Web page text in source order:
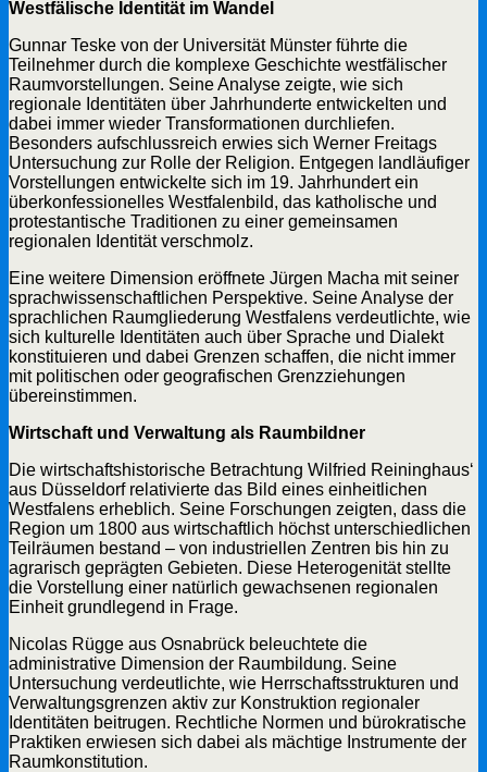
Westfälische Identität im Wandel
Gunnar Teske von der Universität Münster führte die
Teilnehmer durch die komplexe Geschichte westfälischer
Raumvorstellungen. Seine Analyse zeigte, wie sich
regionale Identitäten über Jahrhunderte entwickelten und
dabei immer wieder Transformationen durchliefen.
Besonders aufschlussreich erwies sich Werner Freitags
Untersuchung zur Rolle der Religion. Entgegen landläufiger
Vorstellungen entwickelte sich im 19. Jahrhundert ein
überkonfessionelles Westfalenbild, das katholische und
protestantische Traditionen zu einer gemeinsamen
regionalen Identität verschmolz.
Eine weitere Dimension eröffnete Jürgen Macha mit seiner
sprachwissenschaftlichen Perspektive. Seine Analyse der
sprachlichen Raumgliederung Westfalens verdeutlichte, wie
sich kulturelle Identitäten auch über Sprache und Dialekt
konstituieren und dabei Grenzen schaffen, die nicht immer
mit politischen oder geografischen Grenzziehungen
übereinstimmen.
Wirtschaft und Verwaltung als Raumbildner
Die wirtschaftshistorische Betrachtung Wilfried Reininghaus‘
aus Düsseldorf relativierte das Bild eines einheitlichen
Westfalens erheblich. Seine Forschungen zeigten, dass die
Region um 1800 aus wirtschaftlich höchst unterschiedlichen
Teilräumen bestand – von industriellen Zentren bis hin zu
agrarisch geprägten Gebieten. Diese Heterogenität stellte
die Vorstellung einer natürlich gewachsenen regionalen
Einheit grundlegend in Frage.
Nicolas Rügge aus Osnabrück beleuchtete die
administrative Dimension der Raumbildung. Seine
Untersuchung verdeutlichte, wie Herrschaftsstrukturen und
Verwaltungsgrenzen aktiv zur Konstruktion regionaler
Identitäten beitrugen. Rechtliche Normen und bürokratische
Praktiken erwiesen sich dabei als mächtige Instrumente der
Raumkonstitution.